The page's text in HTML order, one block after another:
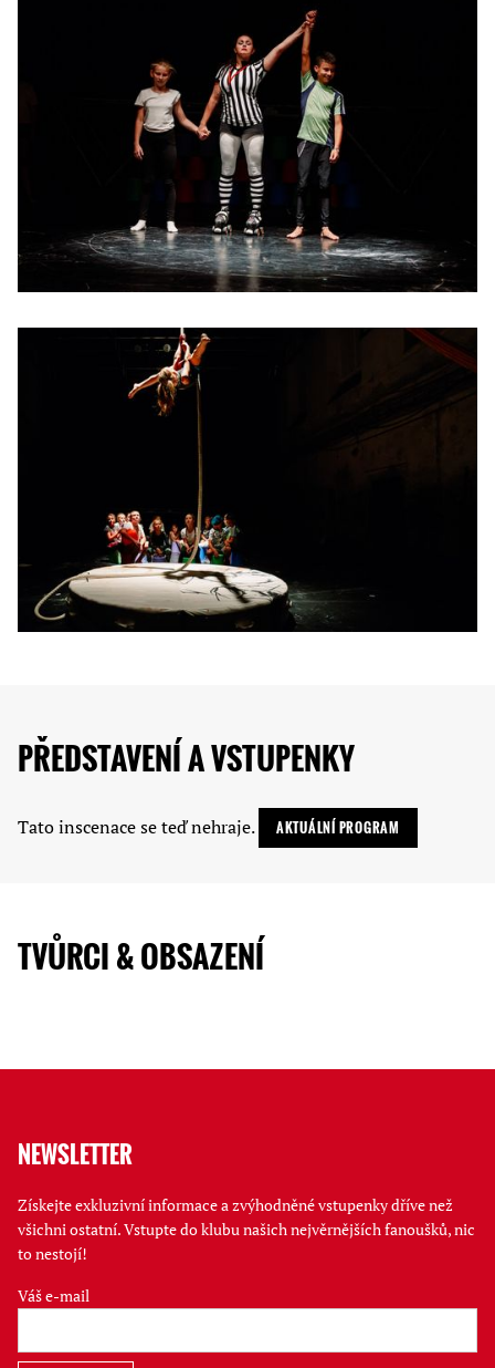
PŘEDSTAVENÍ A VSTUPENKY
Tato inscenace se teď nehraje. AKTUÁLNÍ PROGRAM
TVŮRCI & OBSAZENÍ
NEWSLETTER
Získejte exkluzivní informace a zvýhodněné vstupenky dříve než
všichni ostatní. Vstupte do klubu našich nejvěrnějších fanoušků, nic
to nestojí!
Váš e-mail